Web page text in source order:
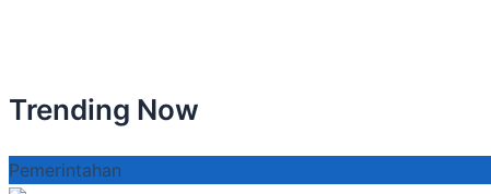
Trending Now
Pemerintahan